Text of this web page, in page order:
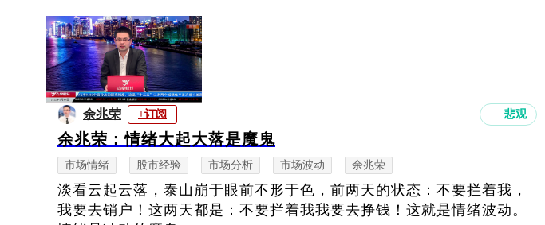
余兆荣 +订阅 悲观
余兆荣：情绪大起大落是魔鬼
市场情绪 股市经验 市场分析 市场波动 余兆荣
淡看云起云落，泰山崩于眼前不形于色，前两天的状态：不要拦着我，
我要去销户！这两天都是：不要拦着我我要去挣钱！这就是情绪波动。